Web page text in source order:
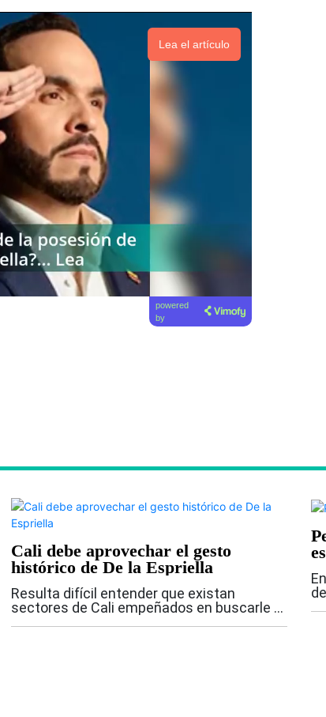
Lea el artículo
powered
by
Cali debe aprovechar el gesto
histórico de De la Espriella
Resulta difícil entender que existan
sectores de Cali empeñados en buscarle el
lado negativo a uno de los hechos más